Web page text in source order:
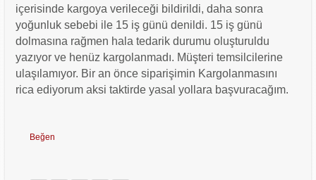
içerisinde kargoya verileceği bildirildi, daha sonra
yoğunluk sebebi ile 15 iş günü denildi. 15 iş günü
dolmasına rağmen hala tedarik durumu oluşturuldu
yazıyor ve henüz kargolanmadı. Müşteri temsilcilerine
ulaşılamıyor. Bir an önce siparişimin Kargolanmasını
rica ediyorum aksi taktirde yasal yollara başvuracağım.
Beğen